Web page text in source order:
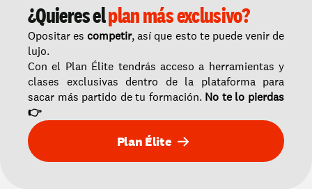
¿Quieres el plan más exclusivo?
Opositar es competir, así que esto te puede venir de
lujo.
Con el Plan Élite tendrás acceso a herramientas y
clases exclusivas dentro de la plataforma para
sacar más partido de tu formación. No te lo pierdas
👉
Plan Élite